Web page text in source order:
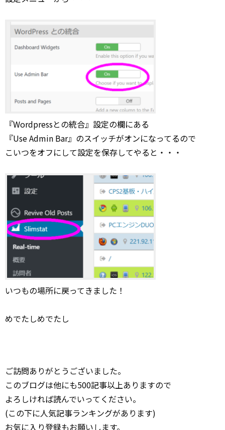
『Wordpressとの統合』設定の欄にある
『Use Admin Bar』のスイッチがオンになってるので
こいつをオフにして設定を保存してやると・・・
いつもの場所に戻ってきました！
めでたしめでたし
ご訪問ありがとうございました。
このブログは他にも500記事以上ありますので
よろしければ読んでいってください。
(この下に人気記事ランキングがあります)
お気に入り登録もお願いします。